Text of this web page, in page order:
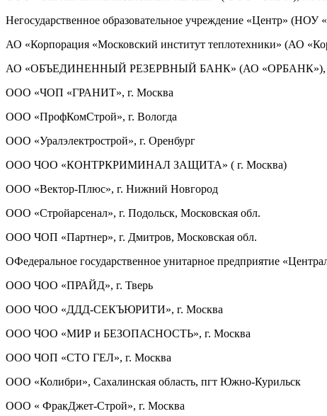
Негосударственное образовательное учреждение «Центр» (НОУ
АО «Корпорация «Московский институт теплотехники» (АО
АО «ОБЪЕДИНЕННЫЙ РЕЗЕРВНЫЙ БАНК» (АО «ОРБАНК»),
ООО «ЧОП «ГРАНИТ», г. Москва
ООО «ПрофКомСтрой», г. Вологда
ООО «Уралэлектрострой», г. Оренбург
ООО ЧОО «КОНТРКРИМИНАЛ ЗАЩИТА» ( г. Москва)
ООО «Вектор-Плюс», г. Нижний Новгород
ООО «Стройарсенал», г. Подольск, Московская обл.
ООО ЧОП «Партнер», г. Дмитров, Московская обл.
ОФедеральное государственное унитарное предприятие
ООО ЧОО «ПРАЙД», г. Тверь
ООО ЧОО «ДДД-СЕКЪЮРИТИ», г. Москва
ООО ЧОО «МИР и БЕЗОПАСНОСТЬ», г. Москва
ООО ЧОП «СТО ГЕЛ», г. Москва
ООО «Колибри», Сахалинская область, пгт Южно-Курильск
ООО « ФракДжет-Строй», г. Москва